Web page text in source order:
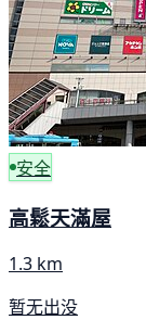
安全
高鬆天滿屋
1.3 km
暂无出没